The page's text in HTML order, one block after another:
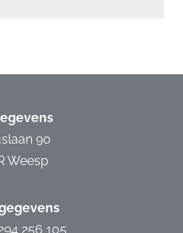
90
Weesp
256 105